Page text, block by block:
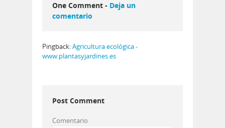
One Comment - Deja un
comentario
Pingback:Agricultura ecológica -
www.plantasyjardines.es
Post Comment
Comentario